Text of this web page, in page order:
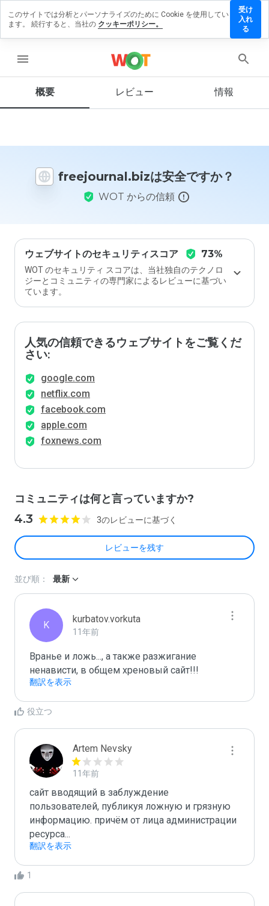
menu
概要 レビュー 情報
freejournal.bizは安全ですか？
WOT からの信頼
ウェブサイトのセキュリティスコア 73%
WOT のセキュリティ スコアは、当社独自のテクノロ
ジーとコミュニティの専門家によるレビューに基づい
ています。
人気の信頼できるウェブサイトをご覧くだ
さい:
google.com
netflix.com
facebook.com
apple.com
foxnews.com
コミュニティは何と言っていますか?
4.3 3のレビューに基づく
レビューを残す
ューを
この
イト
価し
ます
か？
並び順： 最新
K
kurbatov.vorkuta
11年前
Вранье и ложь..., а также разжигание
ненависти, в общем хреновый сайт!!!
翻訳を表示
役立つ
Artem Nevsky
11年前
сайт вводящий в заблуждение
пользователей, публикуя ложную и грязную
информацию. причём от лица администрации
ресурса...
翻訳を表示
1
このサイトでは分析とパーソナライズのために Cookie を使用してい
ます。 続行すると、当社の クッキーポリシー。
受け
入れ
る